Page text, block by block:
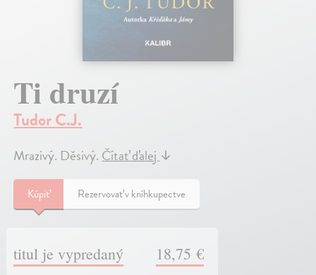
Ti druzí
Tudor C.J.
Mrazivý. Děsivý.Čítať ďalej↓
Kúpiť Rezervovať v kníhkupectve
titul je vypredaný 18,75 €